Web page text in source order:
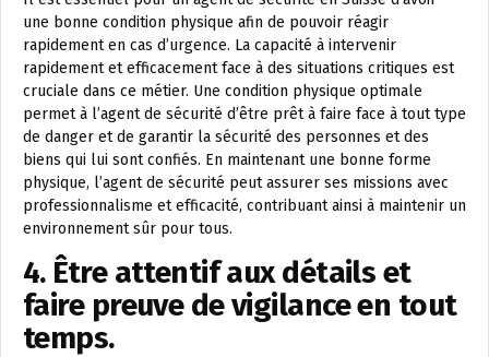
une bonne condition physique afin de pouvoir réagir
rapidement en cas d’urgence. La capacité à intervenir
rapidement et efficacement face à des situations critiques est
cruciale dans ce métier. Une condition physique optimale
permet à l’agent de sécurité d’être prêt à faire face à tout type
de danger et de garantir la sécurité des personnes et des
biens qui lui sont confiés. En maintenant une bonne forme
physique, l’agent de sécurité peut assurer ses missions avec
professionnalisme et efficacité, contribuant ainsi à maintenir un
environnement sûr pour tous.
4. Être attentif aux détails et
faire preuve de vigilance en tout
temps.